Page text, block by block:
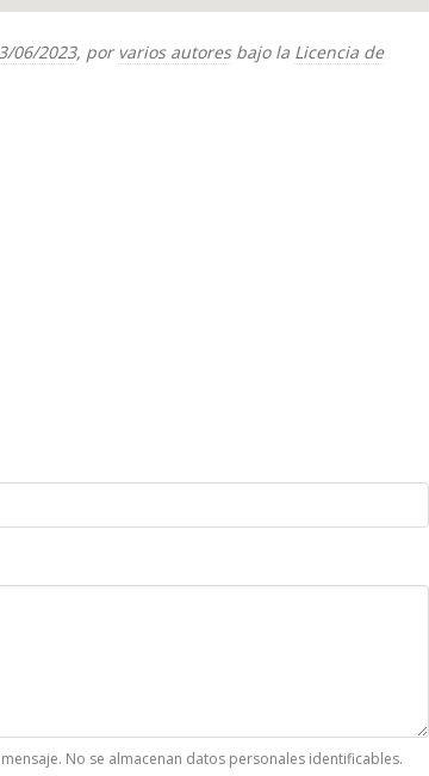
06/2023, por varios autoresbajo la Licencia de
No se almacenan datos personales identificables.